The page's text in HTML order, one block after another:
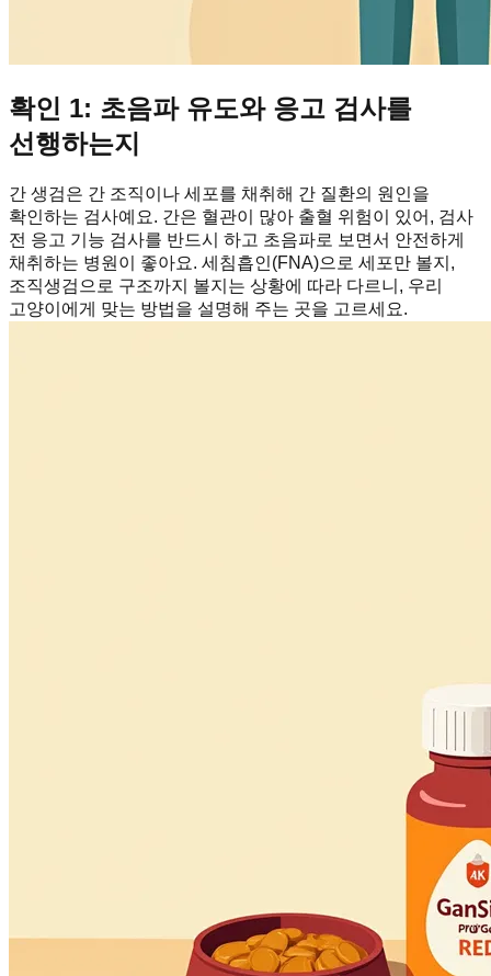
확인 1: 초음파 유도와 응고 검사를
선행하는지
간 생검은 간 조직이나 세포를 채취해 간 질환의 원인을
확인하는 검사예요. 간은 혈관이 많아 출혈 위험이 있어, 검사
전 응고 기능 검사를 반드시 하고 초음파로 보면서 안전하게
채취하는 병원이 좋아요. 세침흡인(FNA)으로 세포만 볼지,
조직생검으로 구조까지 볼지는 상황에 따라 다르니, 우리
고양이에게 맞는 방법을 설명해 주는 곳을 고르세요.